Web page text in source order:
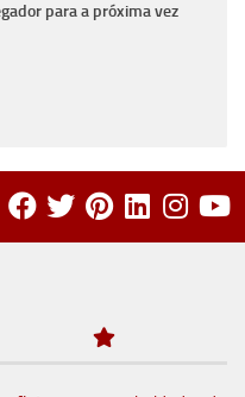
para a próxima vez